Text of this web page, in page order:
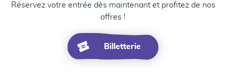
Réservez votre entrée dès maintenant et profitez de nos
offres !
Billetterie